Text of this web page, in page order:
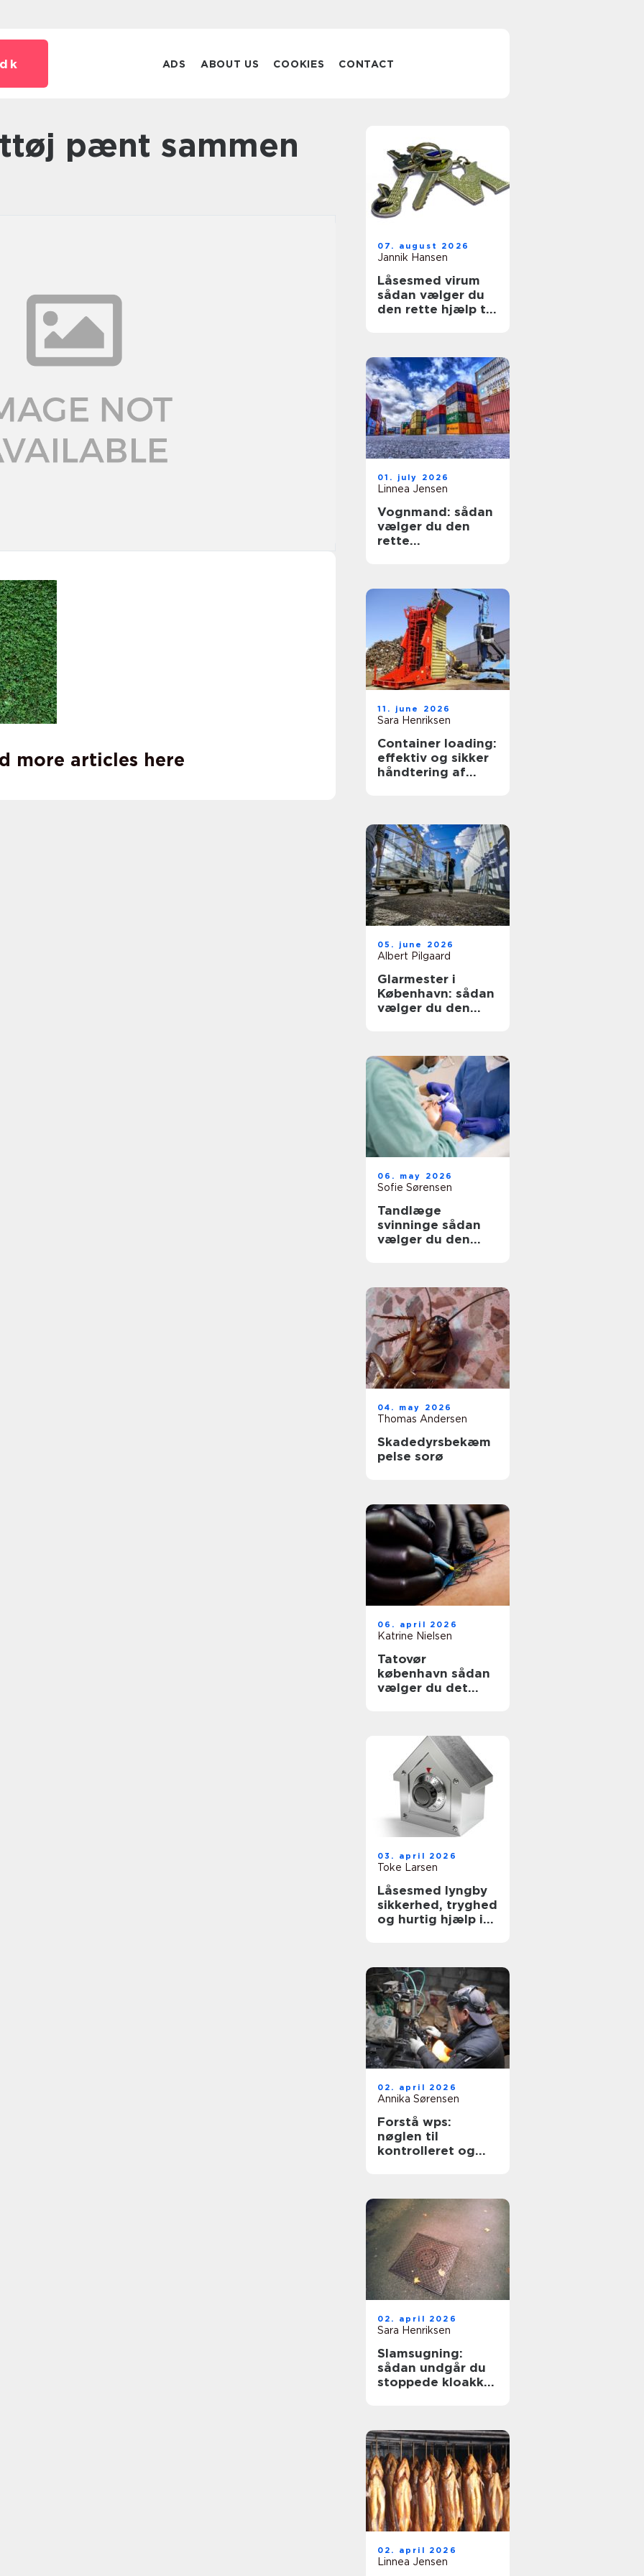
ADS ABOUT US COOKIES CONTACT
pænt sammen
more articles here
07. august 2026
Jannik Hansen
Låsesmed virum
sådan vælger du
den rette hjælp til
01. july 2026
Linnea Jensen
Vognmand: sådan
vælger du den
rette
11. june 2026
Sara Henriksen
Container loading:
effektiv og sikker
håndtering af
05. june 2026
Albert Pilgaard
Glarmester i
København: sådan
vælger du den
06. may 2026
Sofie Sørensen
Tandlæge
svinninge sådan
vælger du den
04. may 2026
Thomas Andersen
Skadedyrsbekæm
pelse sorø
06. april 2026
Katrine Nielsen
Tatovør
københavn sådan
vælger du det
03. april 2026
Toke Larsen
Låsesmed lyngby
sikkerhed, tryghed
og hurtig hjælp i
02. april 2026
Annika Sørensen
Forstå wps:
nøglen til
kontrolleret og
02. april 2026
Sara Henriksen
Slamsugning:
sådan undgår du
stoppede kloakker
02. april 2026
Linnea Jensen